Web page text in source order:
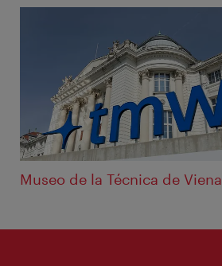
Museo de la Técnica de Viena